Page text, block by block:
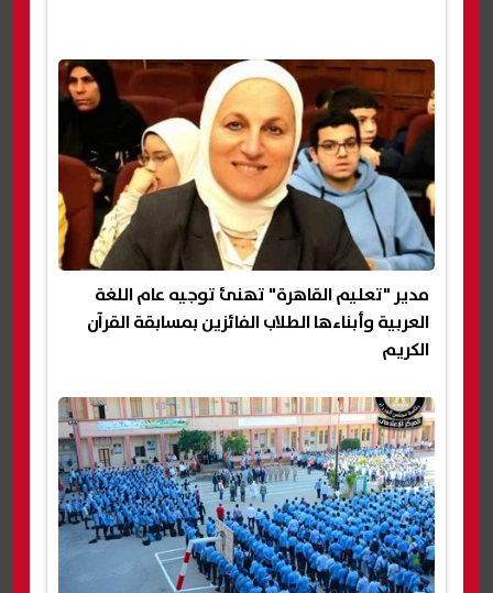
مدير "تعليم القاهرة" تهنئ توجيه عام اللغة
العربية وأبناءها الطلاب الفائزين بمسابقة القرآن
الكريم